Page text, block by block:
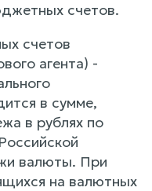
счетов.
счетов
агента) -
в сумме,
в рублях по
валюты. При
на валютных